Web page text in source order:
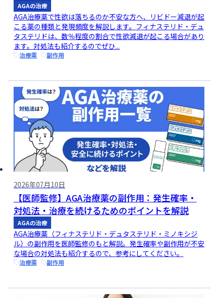
AGAの治療
AGA治療薬で性欲は落ちるのか不安な方へ、リビドー減退が起
こる薬の種類と発現頻度を解説します。フィナステリド・デュ
タステリドは、数％程度の割合で性欲減退が起こる場合があり
ます。対処法も紹介するのでぜひ...
治療薬 副作用
2026年07月10日
【医師監修】AGA治療薬の副作用：発生確率・
対処法・治療を続けるためのポイントを解説
AGAの治療
AGA治療薬（フィナステリド・デュタステリド・ミノキシジ
ル）の副作用を医師監修のもと解説。発生確率や副作用が不安
な場合の対処法も紹介するので、参考にしてください。
治療薬 副作用